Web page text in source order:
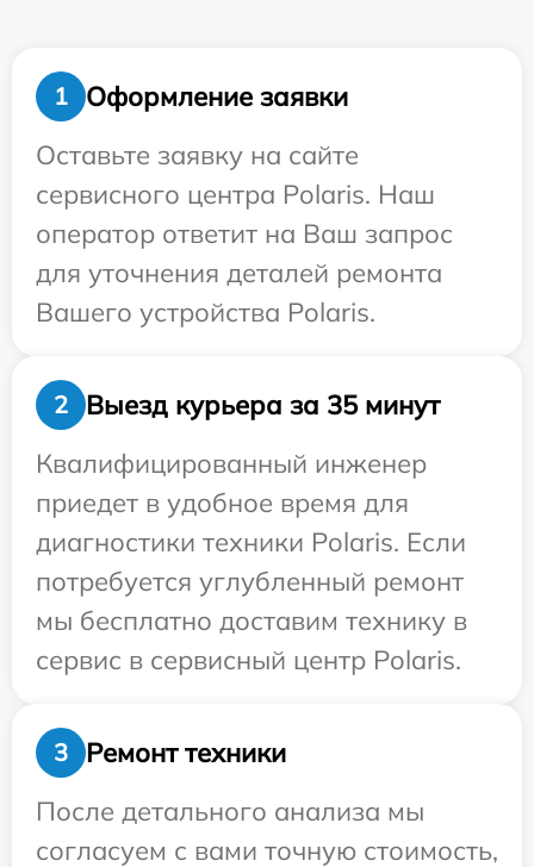
1
Оформление заявки
Оставьте заявку на сайте
сервисного центра Polaris. Наш
оператор ответит на Ваш запрос
для уточнения деталей ремонта
Вашего устройства Polaris.
2
Выезд курьера за 35 минут
Квалифицированный инженер
приедет в удобное время для
диагностики техники Polaris. Если
потребуется углубленный ремонт
мы бесплатно доставим технику в
сервис в сервисный центр Polaris.
3
Ремонт техники
После детального анализа мы
согласуем с вами точную стоимость,